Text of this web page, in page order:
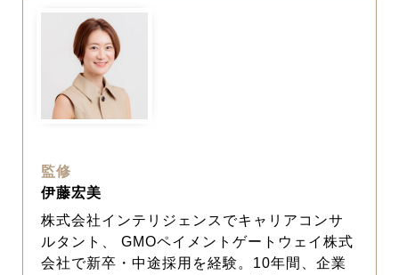
監修
伊藤宏美
株式会社インテリジェンスでキャリアコンサ
ルタント、 GMOペイメントゲートウェイ株式
会社で新卒・中途採用を経験。10年間、企業